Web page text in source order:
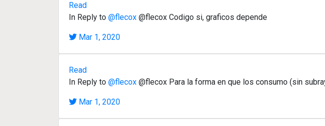
Read
In Reply to @flecox @flecox Codigo si, graficos depende
Mar 1, 2020
Read
In Reply to @flecox @flecox Para la forma en que los consumo (sin
Mar 1, 2020